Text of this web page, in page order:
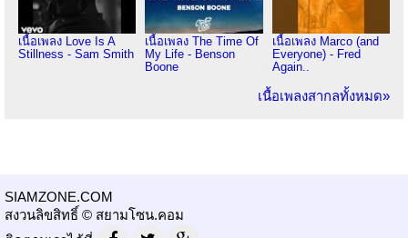
เนื้อเพลง Love Is A
Stillness - Sam Smith
เนื้อเพลง The Time Of
My Life - Benson
Boone
เนื้อเพลง Marco (and
Everyone) - Fred
Again..
เนื้อเพลงสากลทั้งหมด»
SIAMZONE.COM
สงวนลิขสิทธิ์ © สยามโซน.คอม